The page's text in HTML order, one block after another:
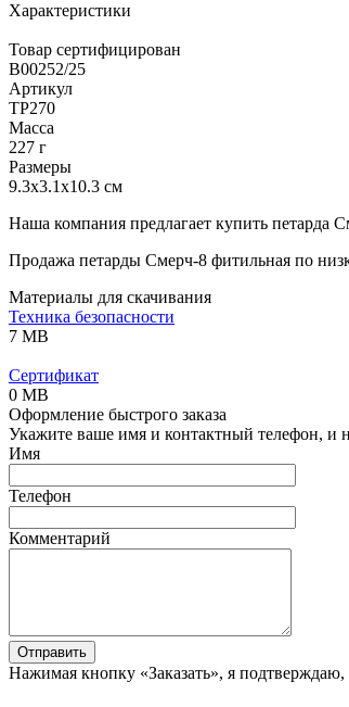
Характеристики
Товар сертифицирован
B00252/25
Артикул
ТР270
Масса
227 г
Размеры
9.3x3.1x10.3 см
Наша компания предлагает купить петарда
Продажа петарды Смерч-8 фитильная по
Материалы для скачивания
Техника безопасности
7 MB
Сертификат
0 MB
Оформление быстрого заказа
Укажите ваше имя и контактный телефон, и
Имя
Телефон
Комментарий
Отправить
Нажимая кнопку «Заказать», я подтверждаю,